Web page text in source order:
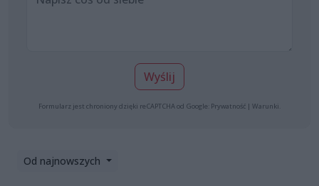
Wyślij
Formularz jest chroniony dzięki reCAPTCHA od Google: Prywatność | Warunki
Od najnowszych